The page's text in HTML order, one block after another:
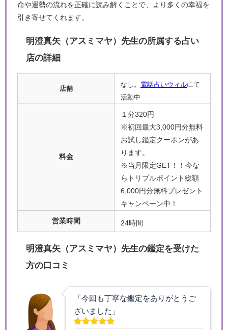
命や運勢の流れを正確に読み解くことで、より多くの幸福を
引き寄せてくれます。
明澄真矢（アスミマヤ）先生の所属する占い
店の詳細
店舗
なし。 電話占いウィルにて
活動中
料金
１分320円
※初回最大3,000円分無料
お試し鑑定クーポンがあ
ります。
※当月限定GET！！今な
らトリプルポイント総額
6,000円分無料プレゼント
キャンペーン中！
営業時間 24時間
明澄真矢（アスミマヤ）先生の鑑定を受けた
方の口コミ
「今回も丁寧な鑑定をありがとうご
ざいました」